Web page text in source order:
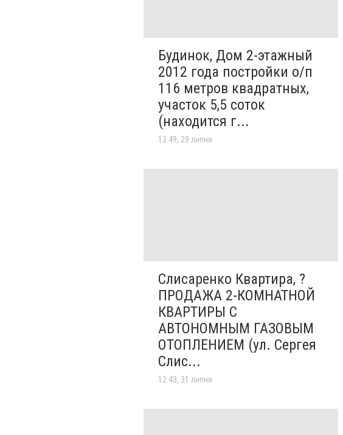
Будинок, Дом 2-этажный
2012 года постройки о/п
116 метров квадратных,
участок 5,5 соток
(находится г...
13:49, 29 липня
Слисаренко Квартира, ?
ПРОДАЖА 2-КОМНАТНОЙ
КВАРТИРЫ С
АВТОНОМНЫМ ГАЗОВЫМ
ОТОПЛЕНИЕМ (ул. Сергея
Слис...
12:43, 31 липня